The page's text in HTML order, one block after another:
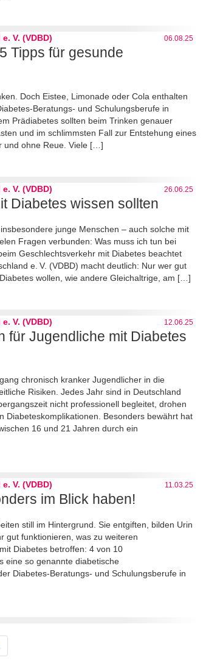
V. (VDBD) 06.08.25
Tipps für gesunde
Doch Eistee, Limonade oder Cola enthalten
Beratungs- und Schulungsberufe in
Prädiabetes sollten beim Trinken genauer
und im schlimmsten Fall zur Entstehung eines
und ohne Reue. Viele […]
V. (VDBD) 26.06.25
Diabetes wissen sollten
junge Menschen – auch solche mit
Fragen verbunden: Was muss ich tun bei
Geschlechtsverkehr mit Diabetes beachtet
e. V. (VDBD) macht deutlich: Nur wer gut
wollen, wie andere Gleichaltrige, am […]
V. (VDBD) 12.06.25
für Jugendliche mit Diabetes
chronisch kranker Jugendlicher in die
Risiken. Jedes Jahr sind in Deutschland
nicht professionell begleitet, drohen
Diabeteskomplikationen. Besonders bewährt hat
16 und 21 Jahren durch ein
V. (VDBD) 11.03.25
im Blick haben!
still im Hintergrund. Sie entgiften, bilden Urin
gut funktionieren, was zu weiteren
Diabetes betroffen: 4 von 10
eine so genannte diabetische
Diabetes-Beratungs- und Schulungsberufe in